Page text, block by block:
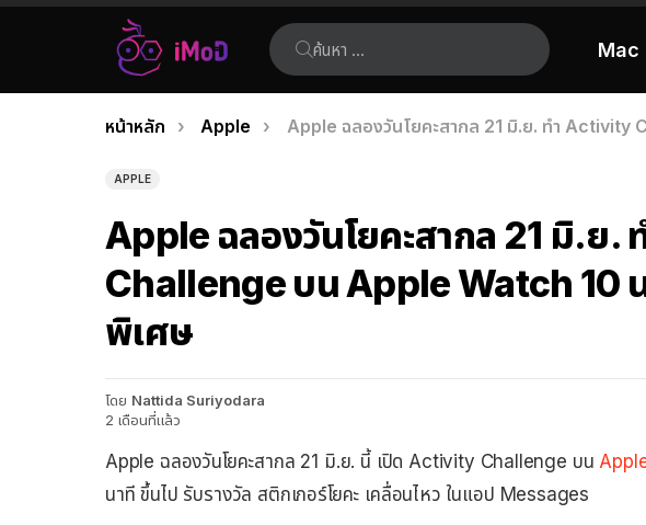
ค้นหา:
Mac
เรื่อง
ล่าสุด
คุณอยู่ที่นี่:
หน้าหลัก Apple Apple ฉลองวันโยคะสากล 21 มิ.ย. ทำ Activity
APPLE
Apple ฉลองวันโยคะสากล 21 มิ.ย.
Challenge บน Apple Watch 10
พิเศษ
โดย Nattida Suriyodara
2 เดือนที่แล้ว
Apple ฉลองวันโยคะสากล 21 มิ.ย. นี้ เปิด Activity Challenge บน
นาที ขึ้นไป รับรางวัล สติกเกอร์โยคะ เคลื่อนไหว ในแอป Messages